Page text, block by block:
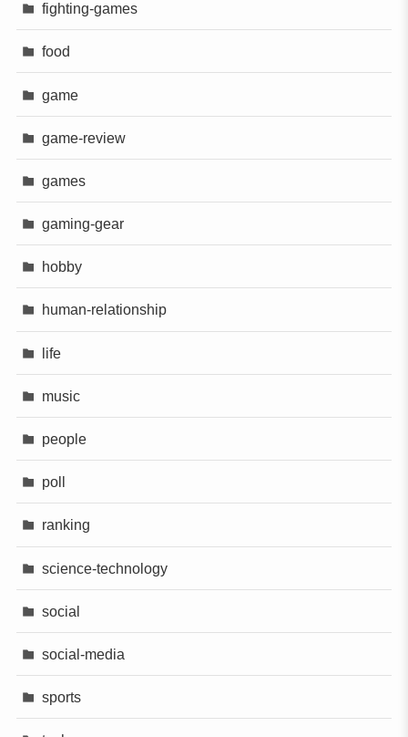
fighting-games
food
game
game-review
games
gaming-gear
hobby
human-relationship
life
music
people
poll
ranking
science-technology
social
social-media
sports